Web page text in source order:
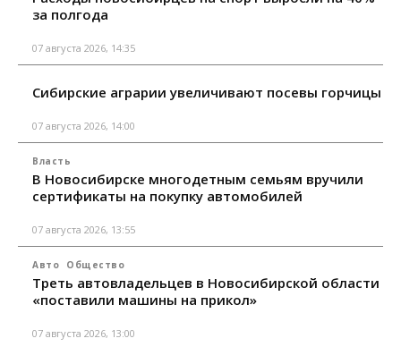
за полгода
07 августа 2026, 14:35
Сибирские аграрии увеличивают посевы горчицы
07 августа 2026, 14:00
Власть
В Новосибирске многодетным семьям вручили
сертификаты на покупку автомобилей
07 августа 2026, 13:55
Авто Общество
Треть автовладельцев в Новосибирской области
«поставили машины на прикол»
07 августа 2026, 13:00